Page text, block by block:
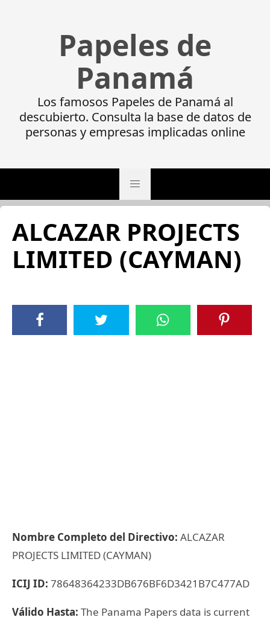
Papeles de
Panamá
Los famosos Papeles de Panamá al
descubierto. Consulta la base de datos de
personas y empresas implicadas online
ALCAZAR PROJECTS
LIMITED (CAYMAN)
Nombre Completo del Directivo: ALCAZAR
PROJECTS LIMITED (CAYMAN)
ICIJ ID: 78648364233DB676BF6D3421B7C477AD
Válido Hasta: The Panama Papers data is current